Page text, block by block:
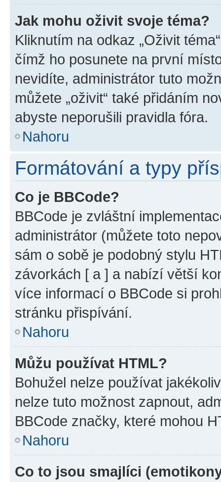
Jak mohu oživit svoje téma?
Kliknutím na odkaz „Oživit
čímž ho posunete na první
nevidíte, administrátor tuto
můžete „oživit“ také přidáním
abyste neporušili pravidla fóra.
Nahoru
Formátování a typy
Co je BBCode?
BBCode je zvláštní
administrátor (můžete toto
sám o sobě je podobný stylu
závorkách [ a ] a nabízí větší
více informací o BBCode si
stránku přispívání.
Nahoru
Můžu používat HTML?
Bohužel nelze používat
nelze tuto možnost zapnout,
BBCode značky, které mohou
Nahoru
Co to jsou smajlíci